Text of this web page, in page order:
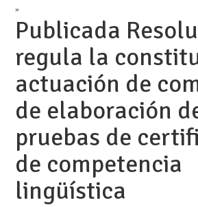
»
Publicada
regula la
actuación de
de elaboración
pruebas de
de competencia
lingüística